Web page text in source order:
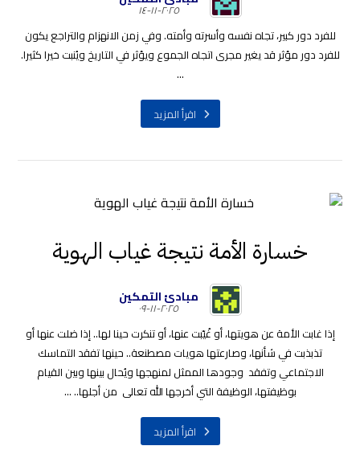
٢٠٢٥-١١-١٤
للفرد دور كبير، تجاه نفسه وأسرته وأمته. وفي زمن الانهزام والتراجع يكون
للفرد دور مؤثر قد يغير مجرى اتجاه الجموع ويؤثر في التاريخ ويُنبت خيرا كثيرا.
...
اقرأ المزيد
خسارة الأمة نتيجة غياب الهوية
مبادئ التمكين
٢٠٢٥-١١-٠٩
إذا غابت الأمة عن هويتها، أو غُيّبت عنها، أو تنكرت حينا لها.. إذا ضلت عنها أو
تذبذبت في شأنها، وصارعتها هويات مصطنعة.. حينها تفقد التماسك
الاجتماعي وتفقد وجودها الممثل لمنهجها ويُحال بينها وبين القيام
بوظيفتها، الوظيفة التي أخرجها الله تعالى من أجلها.. ...
اقرأ المزيد